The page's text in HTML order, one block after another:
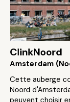
ClinkNoord
Amsterdam
Cette auberge
Noord
peuvent choisir